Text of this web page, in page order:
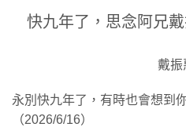
快九年了，思念阿兄
戴振
永別快九年了，有時也會想到
（2026/6/16）